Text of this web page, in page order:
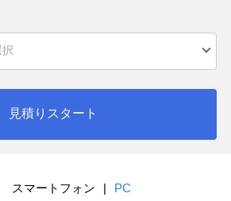
見積りスタート
スマートフォン | PC